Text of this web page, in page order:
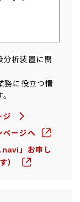
分析装置に関
務に役立つ情
ジ
ージへ
」お申し
）